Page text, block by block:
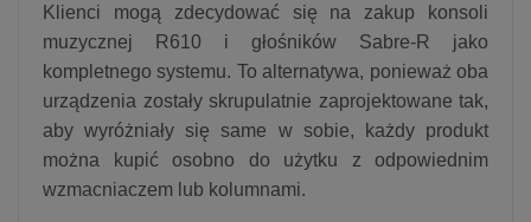
Klienci mogą zdecydować się na zakup konsoli
muzycznej R610 i głośników Sabre-R jako
kompletnego systemu. To alternatywa, ponieważ oba
urządzenia zostały skrupulatnie zaprojektowane tak,
aby wyróżniały się same w sobie, każdy produkt
można kupić osobno do użytku z odpowiednim
wzmacniaczem lub kolumnami.